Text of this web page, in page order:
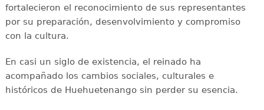
fortalecieron el reconocimiento de sus representantes
por su preparación, desenvolvimiento y compromiso
con la cultura.
En casi un siglo de existencia, el reinado ha
acompañado los cambios sociales, culturales e
históricos de Huehuetenango sin perder su esencia.